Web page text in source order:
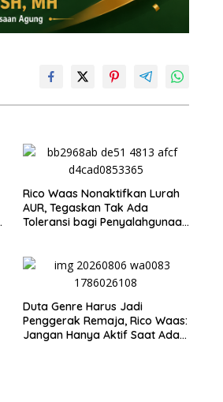
Rico Waas Nonaktifkan Lurah
AUR, Tegaskan Tak Ada
Toleransi bagi Penyalahgunaan
Duta Genre Harus Jadi
Penggerak Remaja, Rico Waas:
Jangan Hanya Aktif Saat Ada